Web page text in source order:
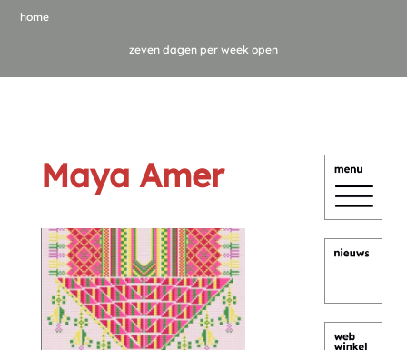
home
zeven dagen per week open
Maya Amer